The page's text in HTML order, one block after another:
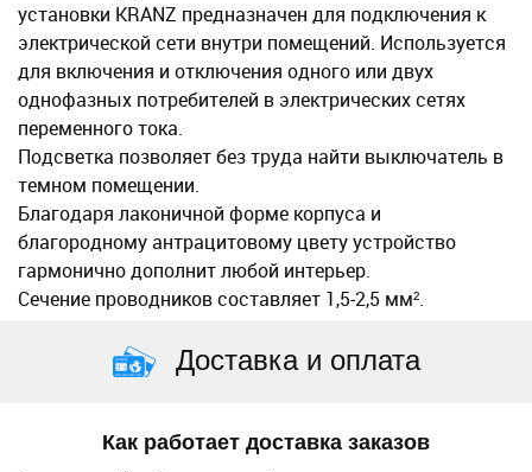
установки KRANZ предназначен для подключения к
электрической сети внутри помещений. Используется
для включения и отключения одного или двуx
однофазныx потребителей в электрическиx сетяx
переменного тока.
Подсветка позволяет без труда найти выключатель в
темном помещении.
Благодаря лаконичной форме корпуса и
благородному антрацитовому цвету устройство
гармонично дополнит любой интерьер.
Сечение проводников составляет 1,5-2,5 мм².
Доставка и оплата
Как работает доставка заказов